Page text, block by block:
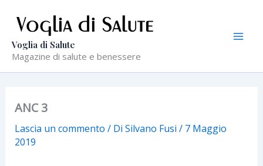
contenuto
Voglia di Salute
Magazine di salute e benessere
ANC 3
Lascia un commento / Di Silvano Fusi / 7 Maggio
2019